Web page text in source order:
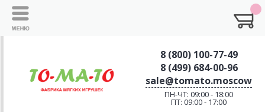
8 (800) 100-77-49
8 (499) 684-00-96
sale@tomato.moscow
ПН-ЧТ: 09:00 - 18:00
ПТ: 09:00 - 17:00